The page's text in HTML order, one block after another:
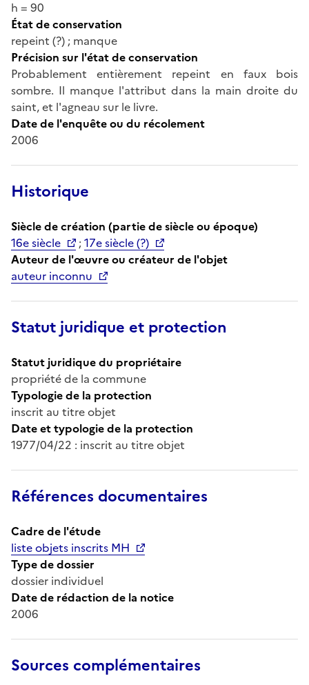
h = 90
État de conservation
repeint (?) ; manque
Précision sur l'état de conservation
Probablement entièrement repeint en faux bois
sombre. Il manque l'attribut dans la main droite du
saint, et l'agneau sur le livre.
Date de l'enquête ou du récolement
2006
Historique
Siècle de création (partie de siècle ou époque)
16e siècle
;17e siècle (?)
Auteur de l'œuvre ou créateur de l'objet
auteur inconnu
Statut juridique et protection
Statut juridique du propriétaire
propriété de la commune
Typologie de la protection
inscrit au titre objet
Date et typologie de la protection
1977/04/22 : inscrit au titre objet
Références documentaires
Cadre de l'étude
liste objets inscrits MH
Type de dossier
dossier individuel
Date de rédaction de la notice
2006
Sources complémentaires